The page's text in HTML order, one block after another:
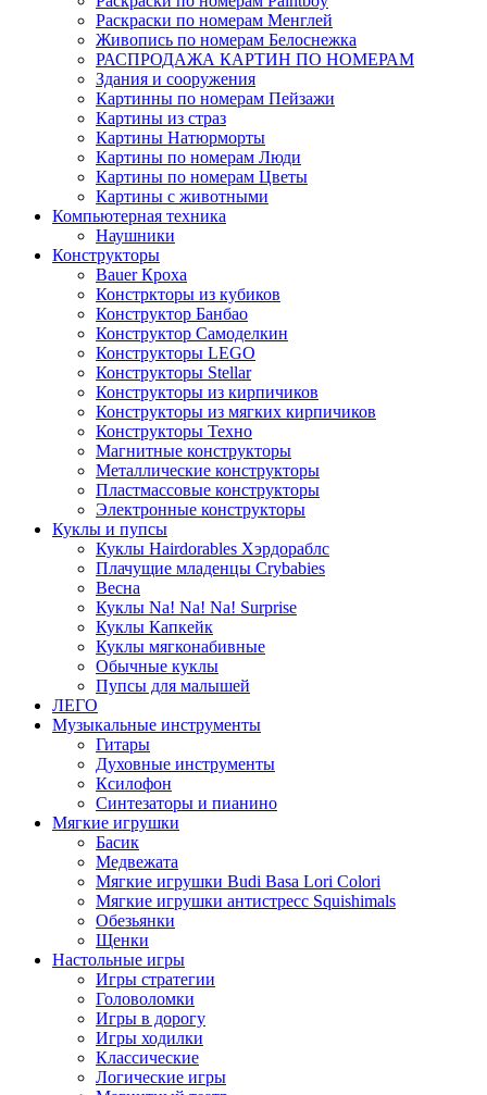
Раскраски по номерам Менглей
Живопись по номерам Белоснежка
РАСПРОДАЖА КАРТИН ПО НОМЕРАМ
Здания и сооружения
Картинны по номерам Пейзажи
Картины из страз
Картины Натюрморты
Картины по номерам Люди
Картины по номерам Цветы
Картины с животными
Компьютерная техника
Наушники
Конструкторы
Bauer Кроха
Констркторы из кубиков
Конструктор Банбао
Конструктор Самоделкин
Конструкторы LEGO
Конструкторы Stellar
Конструкторы из кирпичиков
Конструкторы из мягких кирпичиков
Конструкторы Техно
Магнитные конструкторы
Металлические конструкторы
Пластмассовые конструкторы
Электронные конструкторы
Куклы и пупсы
Куклы Hairdorables Хэрдораблс
Плачущие младенцы Crybabies
Весна
Куклы Na! Na! Na! Surprise
Куклы Капкейк
Куклы мягконабивные
Обычные куклы
Пупсы для малышей
ЛЕГО
Музыкальные инструменты
Гитары
Духовные инструменты
Ксилофон
Синтезаторы и пианино
Мягкие игрушки
Басик
Медвежата
Мягкие игрушки Budi Basa Lori Colori
Мягкие игрушки антистресс Squishimals
Обезьянки
Щенки
Настольные игры
Игры стратегии
Головоломки
Игры в дорогу
Игры ходилки
Классические
Логические игры